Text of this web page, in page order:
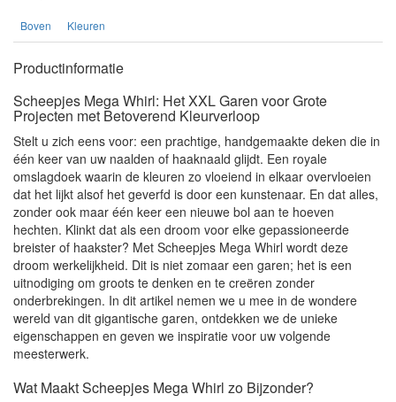
Boven Kleuren
Productinformatie
Scheepjes Mega Whirl: Het XXL Garen voor Grote
Projecten met Betoverend Kleurverloop
Stelt u zich eens voor: een prachtige, handgemaakte deken die in
één keer van uw naalden of haaknaald glijdt. Een royale
omslagdoek waarin de kleuren zo vloeiend in elkaar overvloeien
dat het lijkt alsof het geverfd is door een kunstenaar. En dat alles,
zonder ook maar één keer een nieuwe bol aan te hoeven
hechten. Klinkt dat als een droom voor elke gepassioneerde
breister of haakster? Met Scheepjes Mega Whirl wordt deze
droom werkelijkheid. Dit is niet zomaar een garen; het is een
uitnodiging om groots te denken en te creëren zonder
onderbrekingen. In dit artikel nemen we u mee in de wondere
wereld van dit gigantische garen, ontdekken we de unieke
eigenschappen en geven we inspiratie voor uw volgende
meesterwerk.
Wat Maakt Scheepjes Mega Whirl zo Bijzonder?